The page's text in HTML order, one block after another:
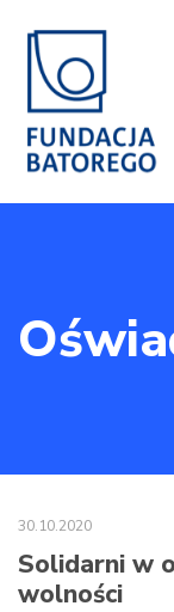
30.10.2020
Solidarni w
wolności